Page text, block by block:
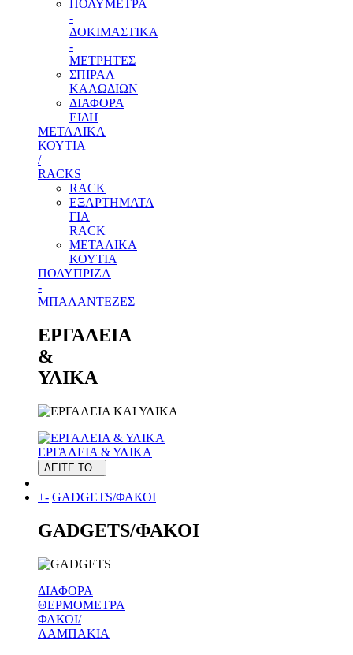
ΠΟΛΥΜΕΤΡΑ
-
ΔΟΚΙΜΑΣΤΙΚΑ
-
ΜΕΤΡΗΤΕΣ
ΣΠΙΡΑΛ
ΚΑΛΩΔΙΩΝ
ΔΙΑΦΟΡΑ
ΕΙΔΗ
ΜΕΤΑΛΙΚΑ
ΚΟΥΤΙΑ
/
RACKS
RACK
ΕΞΑΡΤΗΜΑΤΑ
ΓΙΑ
RACK
ΜΕΤΑΛΙΚΑ
ΚΟΥΤΙΑ
ΠΟΛΥΠΡΙΖΑ
-
ΜΠΑΛΑΝΤΕΖΕΣ
ΕΡΓΑΛΕΙΑ
&
ΥΛΙΚΑ
ΕΡΓΑΛΕΙΑ & ΥΛΙΚΑ
ΔΕΙΤΕ ΤΟ
+- GADGETS/ΦΑΚΟΙ
GADGETS/ΦΑΚΟΙ
ΔΙΑΦΟΡΑ
ΘΕΡΜΟΜΕΤΡΑ
ΦΑΚΟΙ/
ΛΑΜΠΑΚΙΑ